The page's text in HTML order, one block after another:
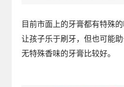
目前市面上的牙膏都有特殊
让孩子乐于刷牙，但也可能
无特殊香味的牙膏比较好。